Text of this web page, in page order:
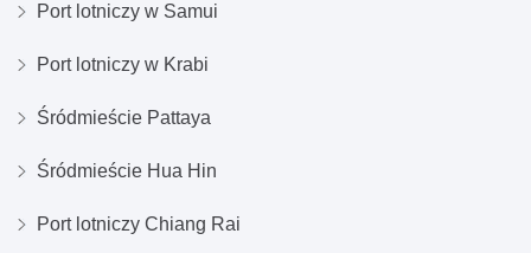
Port lotniczy w Samui
Port lotniczy w Krabi
Śródmieście Pattaya
Śródmieście Hua Hin
Port lotniczy Chiang Rai